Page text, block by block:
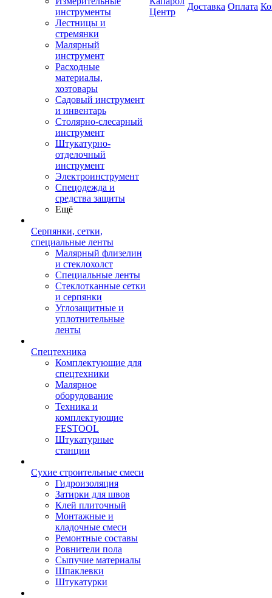
инструменты
Лестницы и
стремянки
Малярный
инструмент
Расходные
материалы,
хозтовары
Садовый инструмент
и инвентарь
Столярно-слесарный
инструмент
Штукатурно-
отделочный
инструмент
Электроинструмент
Спецодежда и
средства защиты
Ещё
Серпянки, сетки,
специальные ленты
Малярный флизелин
и стеклохолст
Специальные ленты
Стеклотканные сетки
и серпянки
Углозащитные и
уплотнительные
ленты
Спецтехника
Комплектующие для
спецтехники
Малярное
оборудование
Техника и
комплектующие
FESTOOL
Штукатурные
станции
Сухие строительные смеси
Гидроизоляция
Затирки для швов
Клей плиточный
Монтажные и
кладочные смеси
Ремонтные составы
Ровнители пола
Сыпучие материалы
Шпаклевки
Штукатурки
Центр
Доставка Оплата